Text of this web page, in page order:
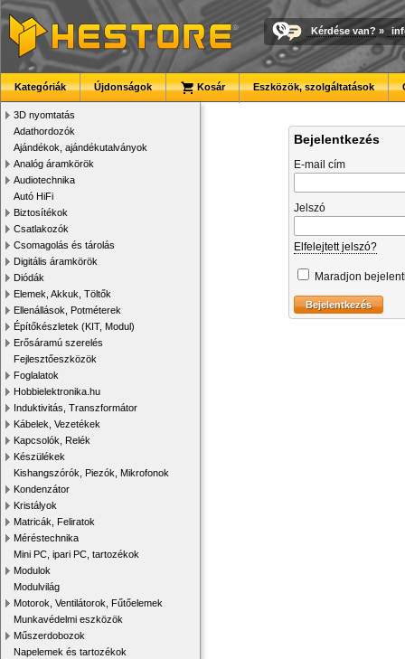
Kérdése van? »
Kategóriák Újdonságok Kosár Eszközök, szolgáltatások
3D nyomtatás
Adathordozók
Ajándékok, ajándékutalványok
Analóg áramkörök
Audiotechnika
Autó HiFi
Biztosítékok
Csatlakozók
Csomagolás és tárolás
Digitális áramkörök
Diódák
Elemek, Akkuk, Töltők
Ellenállások, Potméterek
Építőkészletek (KIT, Modul)
Erősáramú szerelés
Fejlesztőeszközök
Foglalatok
Hobbielektronika.hu
Induktivitás, Transzformátor
Kábelek, Vezetékek
Kapcsolók, Relék
Készülékek
Kishangszórók, Piezók, Mikrofonok
Kondenzátor
Kristályok
Matricák, Feliratok
Méréstechnika
Mini PC, ipari PC, tartozékok
Modulok
Modulvilág
Motorok, Ventilátorok, Fűtőelemek
Munkavédelmi eszközök
Műszerdobozok
Napelemek és tartozékok
Bejelentkezés
E-mail cím
Jelszó
Elfelejtett jelszó?
Maradjon